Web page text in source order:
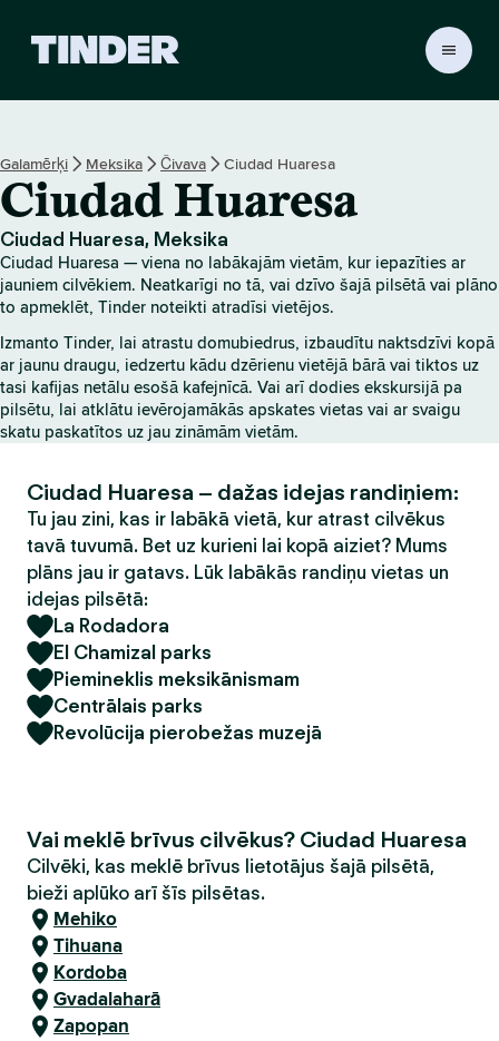
r
s
ā
k
u
m
l
p
a
Galamērķi Meksika Čivava Ciudad Huaresa
Ciudad Huaresa
Ciudad Huaresa, Meksika
Ciudad Huaresa — viena no labākajām vietām, kur iepazīties ar
jauniem cilvēkiem. Neatkarīgi no tā, vai dzīvo šajā pilsētā vai plāno
to apmeklēt, Tinder noteikti atradīsi vietējos.
Izmanto Tinder, lai atrastu domubiedrus, izbaudītu naktsdzīvi kopā
ar jaunu draugu, iedzertu kādu dzērienu vietējā bārā vai tiktos uz
tasi kafijas netālu esošā kafejnīcā. Vai arī dodies ekskursijā pa
pilsētu, lai atklātu ievērojamākās apskates vietas vai ar svaigu
skatu paskatītos uz jau zināmām vietām.
Ciudad Huaresa – dažas idejas randiņiem:
Tu jau zini, kas ir labākā vietā, kur atrast cilvēkus
tavā tuvumā. Bet uz kurieni lai kopā aiziet? Mums
plāns jau ir gatavs. Lūk labākās randiņu vietas un
idejas pilsētā:
La Rodadora
El Chamizal parks
Piemineklis meksikānismam
Centrālais parks
Revolūcija pierobežas muzejā
Vai meklē brīvus cilvēkus? Ciudad Huaresa
Cilvēki, kas meklē brīvus lietotājus šajā pilsētā,
bieži aplūko arī šīs pilsētas.
Mehiko
Tihuana
Kordoba
Gvadalaharā
Zapopan